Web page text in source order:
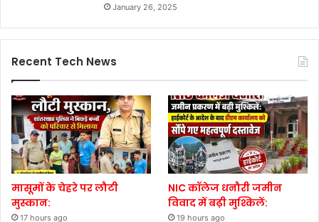
January 26, 2025
Recent Tech News
मासूमों के चेहरे पर लौटी
मुस्कान:
17 hours ago
NIC कॉलेज धनौरी जमीन
विवाद में बढ़ी मुश्किलें:
19 hours ago